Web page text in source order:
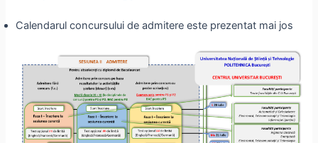
Calendarul concursului de admitere este prezentat mai jos